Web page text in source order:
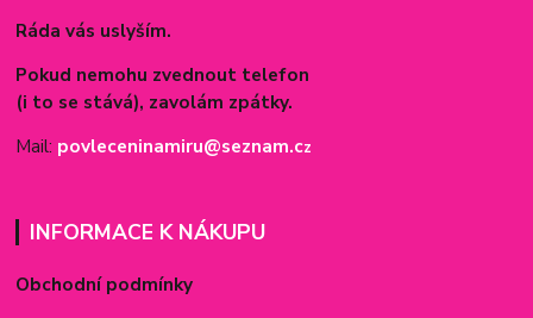
Ráda vás uslyším.
Pokud nemohu zvednout telefon
(i to se stává), zavolám zpátky.
Mail: povleceninamiru@seznam.cz
INFORMACE K NÁKUPU
Obchodní podmínky